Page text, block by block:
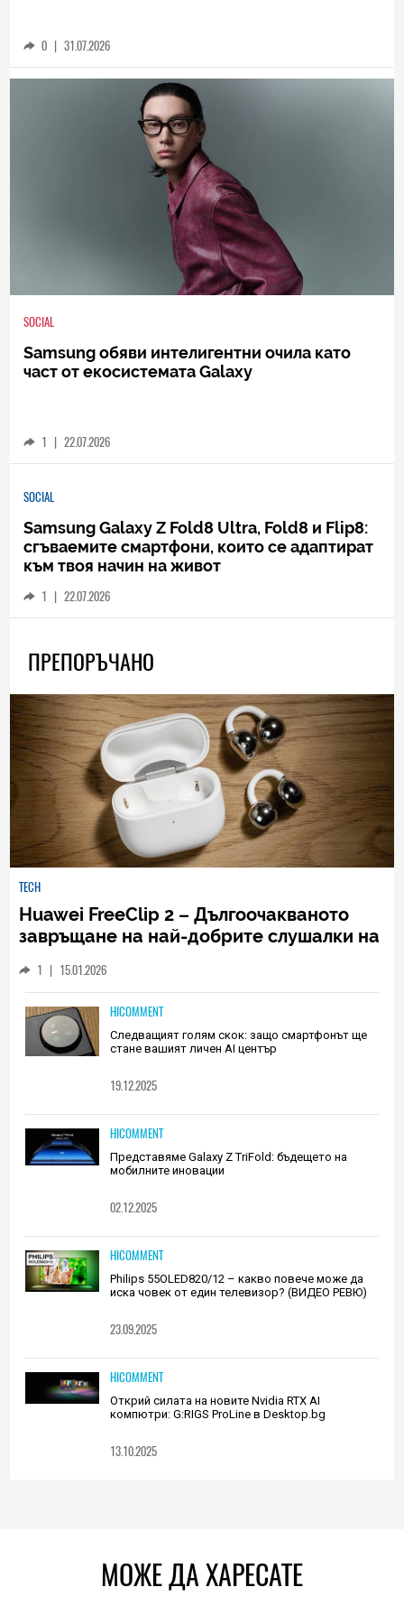
0 | 31.07.2026
SOCIAL
Samsung обяви интелигентни очила като
част от екосистемата Galaxy
1 | 22.07.2026
SOCIAL
Samsung Galaxy Z Fold8 Ultra, Fold8 и Flip8:
сгъваемите смартфони, които се адаптират
към твоя начин на живот
1 | 22.07.2026
ПРЕПОРЪЧАНО
TECH
Huawei FreeClip 2 – Дългоочакваното
завръщане на най-добрите слушалки на
1 | 15.01.2026
HICOMMENT
Следващият голям скок: защо смартфонът ще
стане вашият личен AI център
19.12.2025
HICOMMENT
Представяме Galaxy Z TriFold: бъдещето на
мобилните иновации
02.12.2025
HICOMMENT
Philips 55OLED820/12 – какво повече може да
иска човек от един телевизор? (ВИДЕО РЕВЮ)
23.09.2025
HICOMMENT
Открий силата на новите Nvidia RTX AI
компютри: G:RIGS ProLine в Desktop.bg
13.10.2025
МОЖЕ ДА ХАРЕСАТЕ